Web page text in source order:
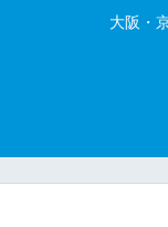
大阪・